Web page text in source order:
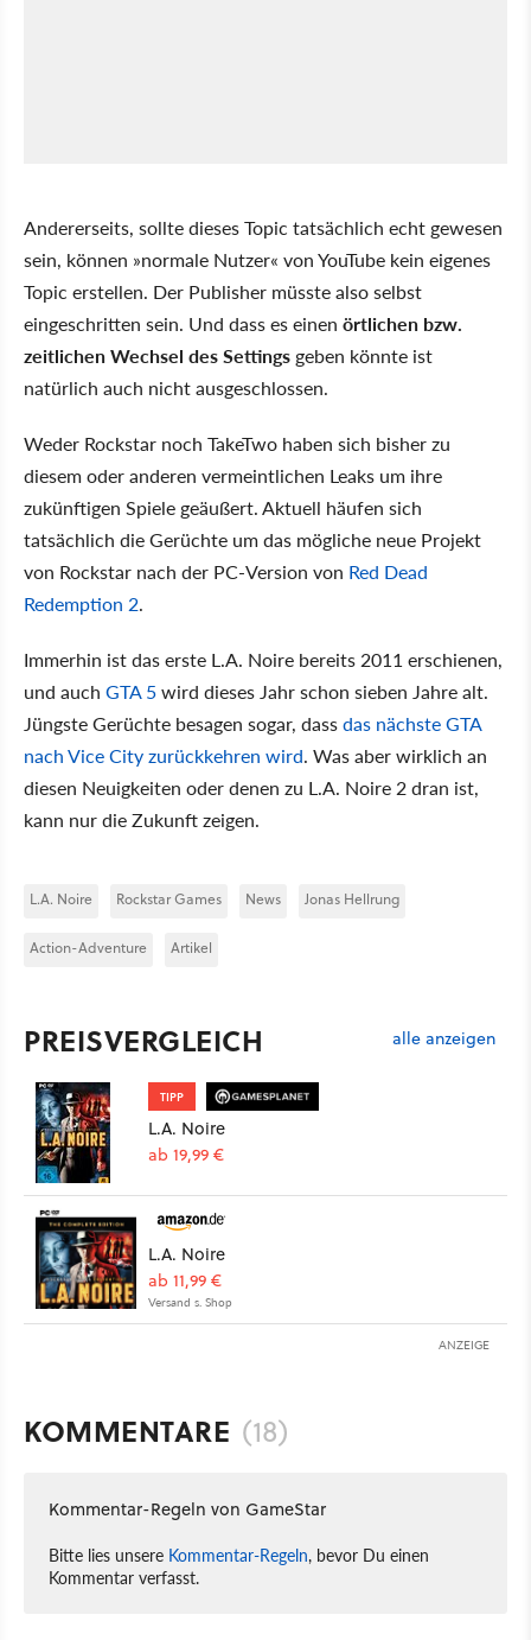
Andererseits, sollte dieses Topic tatsächlich echt gewesen
sein, können »normale Nutzer« von YouTube kein eigenes
Topic erstellen. Der Publisher müsste also selbst
eingeschritten sein. Und dass es einen örtlichen bzw.
zeitlichen Wechsel des Settings geben könnte ist
natürlich auch nicht ausgeschlossen.
Weder Rockstar noch TakeTwo haben sich bisher zu
diesem oder anderen vermeintlichen Leaks um ihre
zukünftigen Spiele geäußert. Aktuell häufen sich
tatsächlich die Gerüchte um das mögliche neue Projekt
von Rockstar nach der PC-Version von Red Dead
Redemption 2.
Immerhin ist das erste L.A. Noire bereits 2011 erschienen,
und auch GTA 5wird dieses Jahr schon sieben Jahre alt.
Jüngste Gerüchte besagen sogar, dassdas nächste GTA
nach Vice City zurückkehren wird. Was aber wirklich an
diesen Neuigkeiten oder denen zu L.A. Noire 2 dran ist,
kann nur die Zukunft zeigen.
L.A. Noire Rockstar Games News Jonas Hellrung
Action-Adventure Artikel
PREISVERGLEICH alle anzeigen
TIPP
L.A. Noire
ab 19,99 €
L.A. Noire
ab 11,99 €
Versand s. Shop
ANZEIGE
KOMMENTARE (18)
Kommentar-Regeln von GameStar
Bitte lies unsere Kommentar-Regeln, bevor Du einen
Kommentar verfasst.